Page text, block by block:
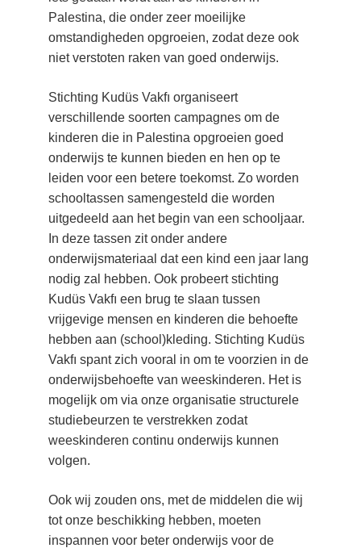
Palestina, die onder zeer moeilijke
omstandigheden opgroeien, zodat deze ook
niet verstoten raken van goed onderwijs.
Stichting Kudüs Vakfı organiseert
verschillende soorten campagnes om de
kinderen die in Palestina opgroeien goed
onderwijs te kunnen bieden en hen op te
leiden voor een betere toekomst. Zo worden
schooltassen samengesteld die worden
uitgedeeld aan het begin van een schooljaar.
In deze tassen zit onder andere
onderwijsmateriaal dat een kind een jaar lang
nodig zal hebben. Ook probeert stichting
Kudüs Vakfı een brug te slaan tussen
vrijgevige mensen en kinderen die behoefte
hebben aan (school)kleding. Stichting Kudüs
Vakfı spant zich vooral in om te voorzien in de
onderwijsbehoefte van weeskinderen. Het is
mogelijk om via onze organisatie structurele
studiebeurzen te verstrekken zodat
weeskinderen continu onderwijs kunnen
volgen.
Ook wij zouden ons, met de middelen die wij
tot onze beschikking hebben, moeten
inspannen voor beter onderwijs voor de